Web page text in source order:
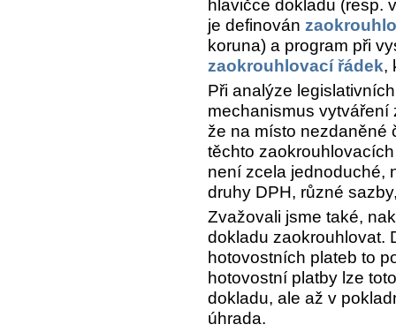
hlavičce dokladu (resp.
je definován
koruna) a program při
zaokrouhlovací řádek,
Při analýze
mechanismus
že na místo nezdaněné
těchto
není zcela jednoduché,
druhy DPH, různé
Zvažovali jsme také,
dokladu zaokrouhlovat.
hotovostních plateb to
hotovostní platby lze
dokladu, ale až v
úhrada.